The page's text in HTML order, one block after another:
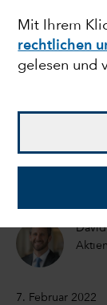
Mit Ihrem
rechtlichen
gelesen und
US-
was
David
7. Februar 2022